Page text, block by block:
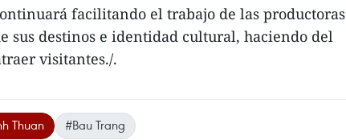
facilitando el trabajo de las productoras
sus destinos e identidad cultural, haciendo del
visitantes./.
Thuan #Bau Trang